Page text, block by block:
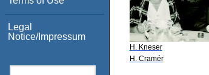
Legal
Notice/Impressum
H. Kneser
H. Cramér